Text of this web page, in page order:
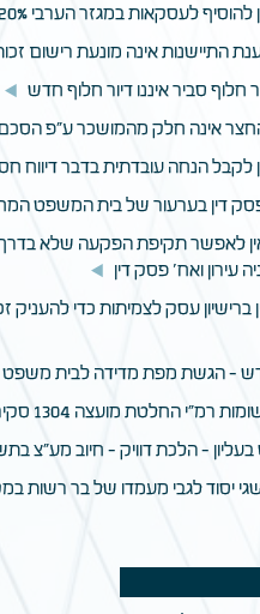
עירון ואח' פסק דין
- הגשת מפת מדידה לבית משפט
החלטת מועצה 1304 סקירה מקצועית
- הלכת דוויק - חיוב מע"צ
לגבי מעמדו של בר רשות במקרקעין - ע"א 633/08